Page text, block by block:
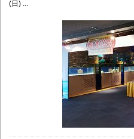
(日) ...